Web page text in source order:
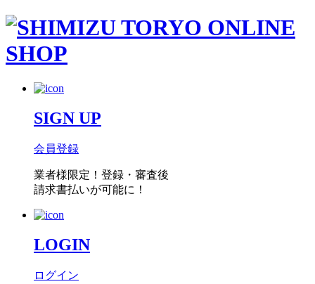
SIGN UP
会員登録
業者様限定！ 登録・審査後
請求書払いが可能に！
LOGIN
ログイン